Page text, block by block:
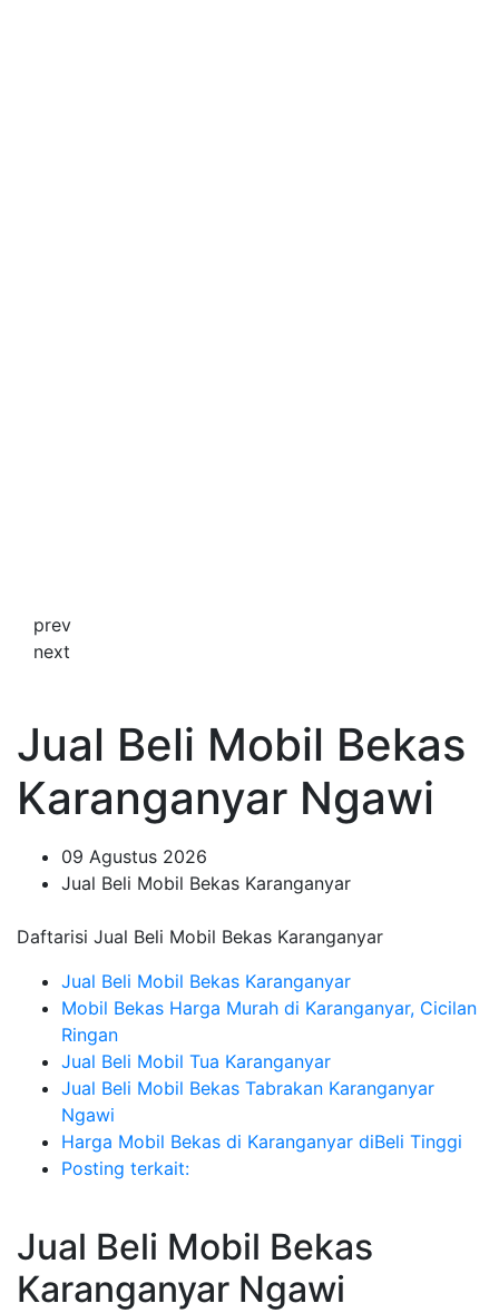
prev
next
Jual Beli Mobil Bekas
Karanganyar Ngawi
09 Agustus 2026
Jual Beli Mobil Bekas Karanganyar
Daftarisi Jual Beli Mobil Bekas Karanganyar
Jual Beli Mobil Bekas Karanganyar
Mobil Bekas Harga Murah di Karanganyar, Cicilan
Ringan
Jual Beli Mobil Tua Karanganyar
Jual Beli Mobil Bekas Tabrakan Karanganyar
Ngawi
Harga Mobil Bekas di Karanganyar diBeli Tinggi
Posting terkait:
Jual Beli Mobil Bekas
Karanganyar Ngawi